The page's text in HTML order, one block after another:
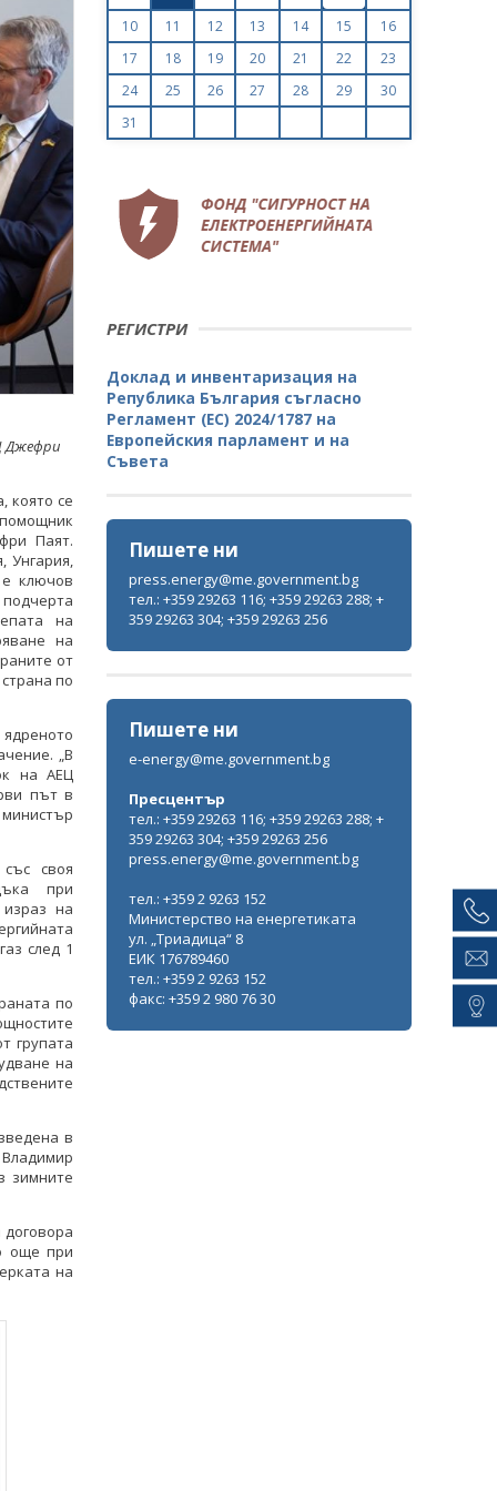
Джефри
която се
Паят.
Унгария,
ключов
на
на
от
по
„В
на АЕЦ
път в
своя
при
израз на
след 1
по
групата
на
в
зимните
още при
на
10
11 12 13 14 15
16
17
18 19 20 21 22
23
24
25 26 27 28 29
30
31
РЕГИСТРИ
Доклад и инвентаризация на
Република България съгласно
Регламент (ЕС) 2024/1787 на
Европейския парламент и на
Съвета
Пишете ни
press.energy@me.government.bg
тел.: +359 29263 116; +359 29263 288; +
359 29263 304; +359 29263 256
Пишете ни
e-energy@me.government.bg
Пресцентър
тел.: +359 29263 116; +359 29263 288; +
359 29263 304; +359 29263 256
press.energy@me.government.bg
тел.: +359 2 9263 152
Министерство на енергетиката
ул. „Триадица“ 8
ЕИК 176789460
тел.: +359 2 9263 152
факс: +359 2 980 76 30